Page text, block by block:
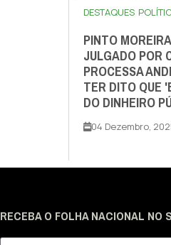
DESTAQUES
PINTO
JULGADO POR
PROCESSA
TER DITO QUE
DO DINHEIRO
04 Dezembro,
RECEBA O FOLHA NACIONAL NO